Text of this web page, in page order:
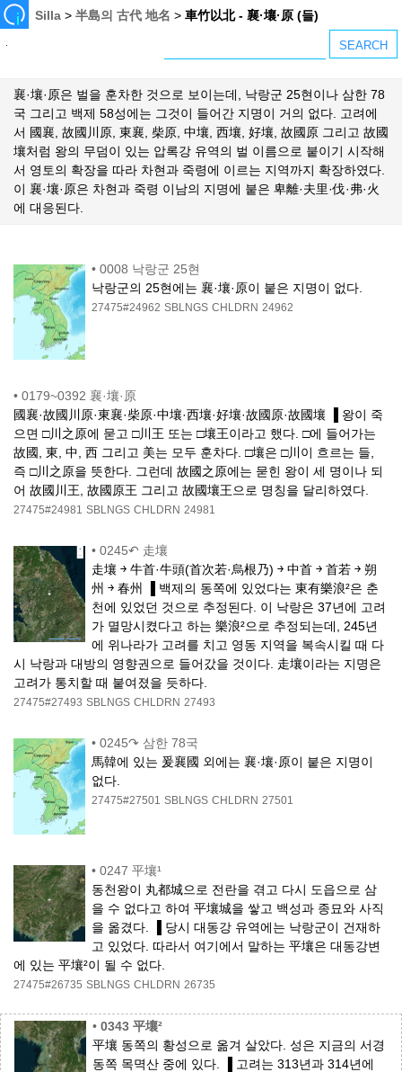
Silla >半島의 古代 地名 >車竹以北 - 襄·壤·原 (들)
襄·壤·原은 벌을 훈차한 것으로 보이는데, 낙랑군 25현이나 삼한 78
국 그리고 백제 58성에는 그것이 들어간 지명이 거의 없다. 고려에
서 國襄, 故國川原, 東襄, 柴原, 中壤, 西壤, 好壤, 故國原 그리고 故國
壤처럼 왕의 무덤이 있는 압록강 유역의 벌 이름으로 붙이기 시작해
서 영토의 확장을 따라 차현과 죽령에 이르는 지역까지 확장하였다.
이 襄·壤·原은 차현과 죽령 이남의 지명에 붙은 卑離·夫里·伐·弗·火
에 대응된다.
• 0008 낙랑군 25현
낙랑군의 25현에는 襄·壤·原이 붙은 지명이 없다.
27475#24962 SBLNGS CHLDRN 24962
• 0179~0392 襄·壤·原
國襄·故國川原·東襄·柴原·中壤·西壤·好壤·故國原·故國壤 ▐ 왕이 죽
으면 □川之原에 묻고 □川王 또는 □壤王이라고 했다. □에 들어가는
故國, 東, 中, 西 그리고 美는 모두 훈차다. □壤은 □川이 흐르는 들,
즉 □川之原을 뜻한다. 그런데 故國之原에는 묻힌 왕이 세 명이나 되
어 故國川王, 故國原王 그리고 故國壤王으로 명칭을 달리하였다.
27475#24981 SBLNGS CHLDRN 24981
• 0245↶ 走壤
走壤 ￫ 牛首·牛頭(首次若·烏根乃) ￫ 中首 ￫ 首若 ￫ 朔
州 ￫ 春州 ▐ 백제의 동쪽에 있었다는 東有樂浪²은 춘
천에 있었던 것으로 추정된다. 이 낙랑은 37년에 고려
가 멸망시켰다고 하는 樂浪²으로 추정되는데, 245년
에 위나라가 고려를 치고 영동 지역을 복속시킬 때 다
시 낙랑과 대방의 영향권으로 들어갔을 것이다. 走壤이라는 지명은
고려가 통치할 때 붙여졌을 듯하다.
27475#27493 SBLNGS CHLDRN 27493
• 0245↷ 삼한 78국
馬韓에 있는 爰襄國 외에는 襄·壤·原이 붙은 지명이
없다.
27475#27501 SBLNGS CHLDRN 27501
• 0247 平壤¹
동천왕이 丸都城으로 전란을 겪고 다시 도읍으로 삼
을 수 없다고 하여 平壤城을 쌓고 백성과 종묘와 사직
을 옮겼다. ▐ 당시 대동강 유역에는 낙랑군이 건재하
고 있었다. 따라서 여기에서 말하는 平壤은 대동강변
에 있는 平壤²이 될 수 없다.
27475#26735 SBLNGS CHLDRN 26735
• 0343 平壤²
平壤 동쪽의 황성으로 옮겨 살았다. 성은 지금의 서경
동쪽 목멱산 중에 있다. ▐ 고려는 313년과 314년에